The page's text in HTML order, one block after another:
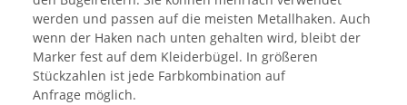
werden und passen auf die meisten Metallhaken. Auch
wenn der Haken nach unten gehalten wird, bleibt der
Marker fest auf dem Kleiderbügel. In größeren
Stückzahlen ist jede Farbkombination auf
Anfrage möglich.